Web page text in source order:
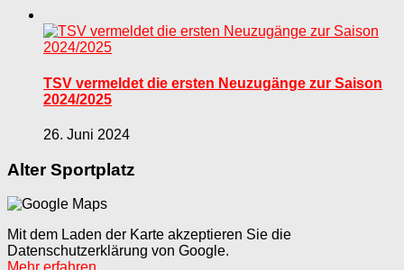
TSV vermeldet die ersten Neuzugänge zur Saison
2024/2025
26. Juni 2024
Alter Sportplatz
Mit dem Laden der Karte akzeptieren Sie die
Datenschutzerklärung von Google.